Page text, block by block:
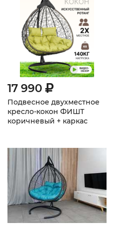
17 990
Подвесное двухместное
кресло-кокон ФИШТ
коричневый + каркас